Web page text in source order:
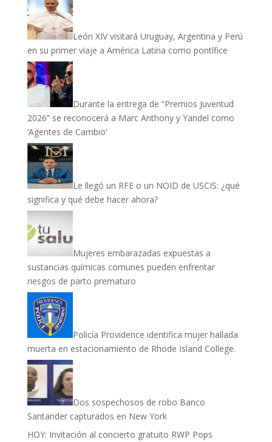
León XIV visitará Uruguay, Argentina y Perú
en su primer viaje a América Latina como pontífice
Durante la entrega de “Premios Juventud
2026” se reconocerá a Marc Anthony y Yandel como
‘Agentes de Cambio’
Le llegó un RFE o un NOID de USCIS: ¿qué
significa y qué debe hacer ahora?
Mujeres embarazadas expuestas a
sustancias químicas comunes pueden enfrentar
riesgos de parto prematuro
Policía Providence identifica mujer hallada
muerta en estacionamiento de Rhode Island College.
Dos sospechosos de robo Banco
Santander capturados en New York
HOY: Invitación al concierto gratuito RWP Pops